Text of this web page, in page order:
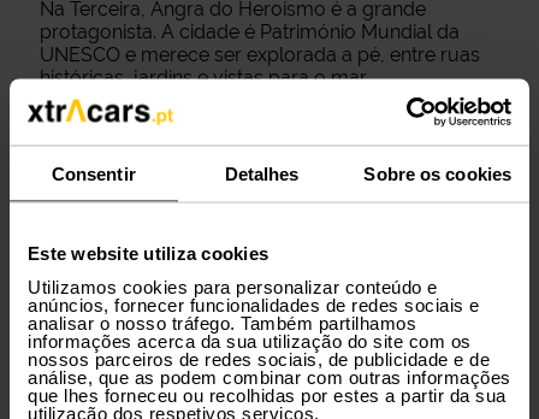
Consentir Detalhes Sobre os cookies
Este website utiliza cookies
Utilizamos cookies para personalizar conteúdo e
anúncios, fornecer funcionalidades de redes sociais e
analisar o nosso tráfego. Também partilhamos
informações acerca da sua utilização do site com os
nossos parceiros de redes sociais, de publicidade e de
análise, que as podem combinar com outras informações
que lhes forneceu ou recolhidas por estes a partir da sua
utilização dos respetivos serviços.
Na Terceira, Angra do Heroísmo é a grande
protagonista. A cidade é Património Mundial da
UNESCO e merece ser explorada a pé, entre ruas
históricas, jardins e vistas para o mar.
Apesar de roubar grande parte da atenção, a ilha
não vive só da cidade. O Algar do carvão é uma
das experiências mais impressionantes dos Açores:
muros parecem uma manta de retalhos.
Tempo recomendado: 3 dias.
Melhor para: cultura, vulcanismo e paisagens
rurais.